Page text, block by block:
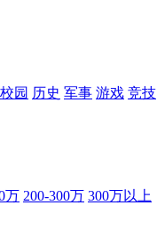
校园 历史 军事 游戏 竞技
万 200-300万 300万以上